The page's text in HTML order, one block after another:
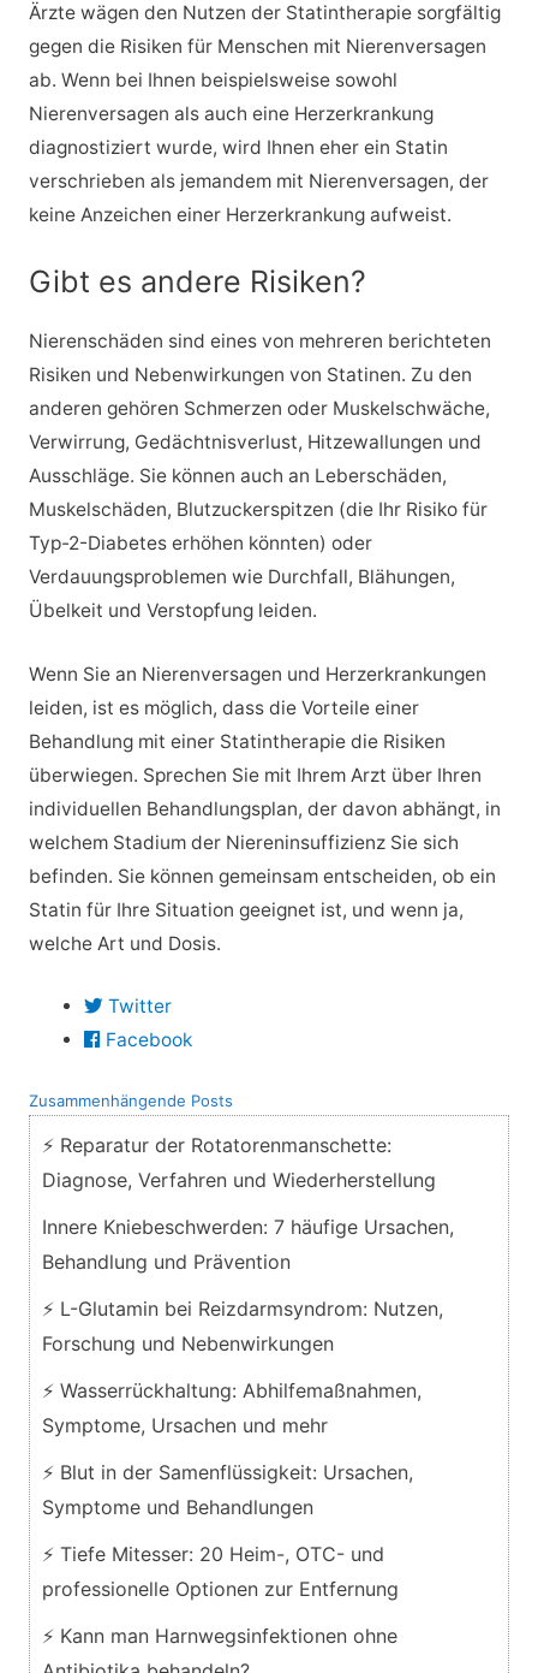
Ärzte wägen den Nutzen der Statintherapie sorgfältig
gegen die Risiken für Menschen mit Nierenversagen
ab. Wenn bei Ihnen beispielsweise sowohl
Nierenversagen als auch eine Herzerkrankung
diagnostiziert wurde, wird Ihnen eher ein Statin
verschrieben als jemandem mit Nierenversagen, der
keine Anzeichen einer Herzerkrankung aufweist.
Gibt es andere Risiken?
Nierenschäden sind eines von mehreren berichteten
Risiken und Nebenwirkungen von Statinen. Zu den
anderen gehören Schmerzen oder Muskelschwäche,
Verwirrung, Gedächtnisverlust, Hitzewallungen und
Ausschläge. Sie können auch an Leberschäden,
Muskelschäden, Blutzuckerspitzen (die Ihr Risiko für
Typ-2-Diabetes erhöhen könnten) oder
Verdauungsproblemen wie Durchfall, Blähungen,
Übelkeit und Verstopfung leiden.
Wenn Sie an Nierenversagen und Herzerkrankungen
leiden, ist es möglich, dass die Vorteile einer
Behandlung mit einer Statintherapie die Risiken
überwiegen. Sprechen Sie mit Ihrem Arzt über Ihren
individuellen Behandlungsplan, der davon abhängt, in
welchem Stadium der Niereninsuffizienz Sie sich
befinden. Sie können gemeinsam entscheiden, ob ein
Statin für Ihre Situation geeignet ist, und wenn ja,
welche Art und Dosis.
Twitter
Facebook
Zusammenhängende Posts
⚡ Reparatur der Rotatorenmanschette:
Diagnose, Verfahren und Wiederherstellung
Innere Kniebeschwerden: 7 häufige Ursachen,
Behandlung und Prävention
⚡ L-Glutamin bei Reizdarmsyndrom: Nutzen,
Forschung und Nebenwirkungen
⚡ Wasserrückhaltung: Abhilfemaßnahmen,
Symptome, Ursachen und mehr
⚡ Blut in der Samenflüssigkeit: Ursachen,
Symptome und Behandlungen
⚡ Tiefe Mitesser: 20 Heim-, OTC- und
professionelle Optionen zur Entfernung
⚡ Kann man Harnwegsinfektionen ohne